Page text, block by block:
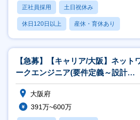
正社員採用 土日祝休み
休日120日以上 産休・育休あり
月残業20時間以内
【急募】【キャリア/大阪】ネット
ークエンジニア(要件定義～設計構
築）年休125日◎平均残業11時間
大阪府
391万~600万